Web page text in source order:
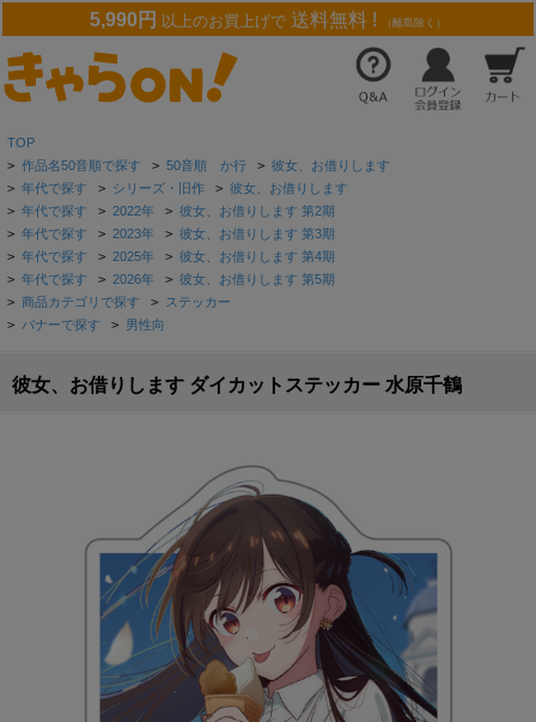
5,990円 以上のお買上げで 送料無料 ! （離島除く）
TOP
> 作品名50音順で探す > 50音順 か行 > 彼女、お借りします
> 年代で探す > シリーズ・旧作 > 彼女、お借りします
> 年代で探す > 2022年 > 彼女、お借りします 第2期
> 年代で探す > 2023年 > 彼女、お借りします 第3期
> 年代で探す > 2025年 > 彼女、お借りします 第4期
> 年代で探す > 2026年 > 彼女、お借りします 第5期
> 商品カテゴリで探す > ステッカー
> バナーで探す > 男性向
彼女、お借りします ダイカットステッカー 水原千鶴